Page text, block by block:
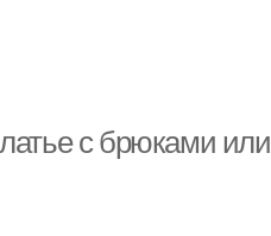
с брюками или